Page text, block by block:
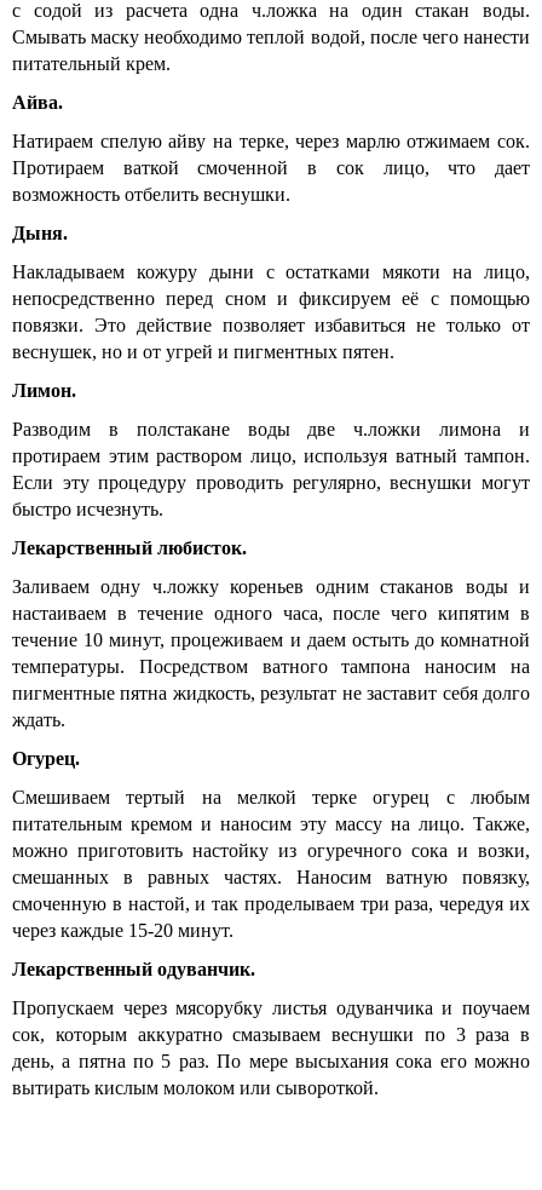
с содой из расчета одна ч.ложка на один стакан воды.
Смывать маску необходимо теплой водой, после чего нанести
питательный крем.
Айва.
Натираем спелую айву на терке, через марлю отжимаем сок.
Протираем ваткой смоченной в сок лицо, что дает
возможность отбелить веснушки.
Дыня.
Накладываем кожуру дыни с остатками мякоти на лицо,
непосредственно перед сном и фиксируем её с помощью
повязки. Это действие позволяет избавиться не только от
веснушек, но и от угрей и пигментных пятен.
Лимон.
Разводим в полстакане воды две ч.ложки лимона и
протираем этим раствором лицо, используя ватный тампон.
Если эту процедуру проводить регулярно, веснушки могут
быстро исчезнуть.
Лекарственный любисток.
Заливаем одну ч.ложку кореньев одним стаканов воды и
настаиваем в течение одного часа, после чего кипятим в
течение 10 минут, процеживаем и даем остыть до комнатной
температуры. Посредством ватного тампона наносим на
пигментные пятна жидкость, результат не заставит себя долго
ждать.
Огурец.
Смешиваем тертый на мелкой терке огурец с любым
питательным кремом и наносим эту массу на лицо. Также,
можно приготовить настойку из огуречного сока и возки,
смешанных в равных частях. Наносим ватную повязку,
смоченную в настой, и так проделываем три раза, чередуя их
через каждые 15-20 минут.
Лекарственный одуванчик.
Пропускаем через мясорубку листья одуванчика и поучаем
сок, которым аккуратно смазываем веснушки по 3 раза в
день, а пятна по 5 раз. По мере высыхания сока его можно
вытирать кислым молоком или сывороткой.